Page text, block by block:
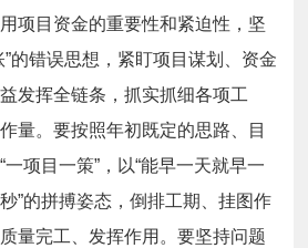
项目资金的重要性和紧迫性，坚
”的错误思想，紧盯项目谋划、资金
发挥全链条，抓实抓细各项工
量。要按照年初既定的思路、目
项目一策”， 以“能早一天就早一
”的拼搏姿态，倒排工期、挂图作
量完工、发挥作用。要坚持问题